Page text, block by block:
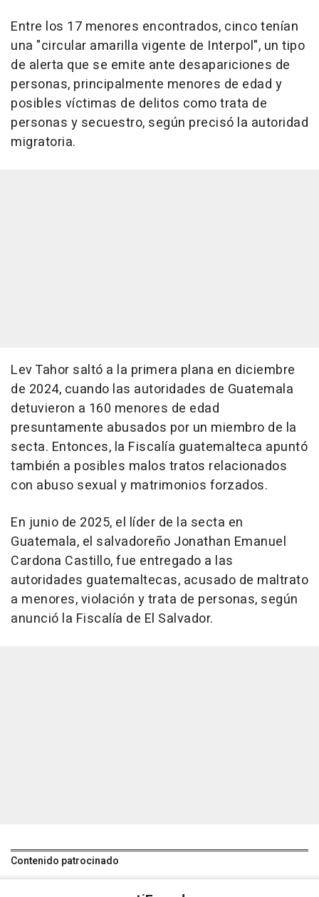
Entre los 17 menores encontrados, cinco tenían
una "circular amarilla vigente de Interpol", un tipo
de alerta que se emite ante desapariciones de
personas, principalmente menores de edad y
posibles víctimas de delitos como trata de
personas y secuestro, según precisó la autoridad
migratoria.
Lev Tahor saltó a la primera plana en diciembre
de 2024, cuando las autoridades de Guatemala
detuvieron a 160 menores de edad
presuntamente abusados por un miembro de la
secta. Entonces, la Fiscalía guatemalteca apuntó
también a posibles malos tratos relacionados
con abuso sexual y matrimonios forzados.
En junio de 2025, el líder de la secta en
Guatemala, el salvadoreño Jonathan Emanuel
Cardona Castillo, fue entregado a las
autoridades guatemaltecas, acusado de maltrato
a menores, violación y trata de personas, según
anunció la Fiscalía de El Salvador.
Contenido patrocinado